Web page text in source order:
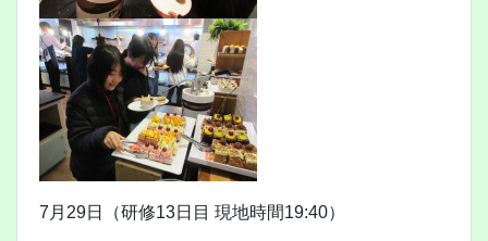
7月29日（研修13日目 現地時間19:40）